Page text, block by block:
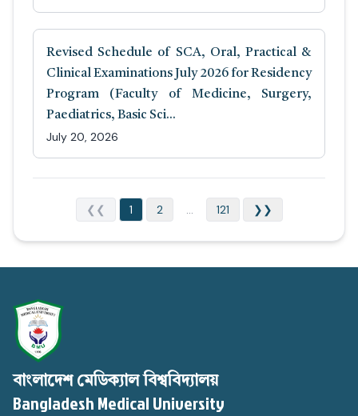
Revised Schedule of SCA, Oral, Practical &
Clinical Examinations July 2026 for Residency
Program (Faculty of Medicine, Surgery,
Paediatrics, Basic Sci...
July 20, 2026
❮❮ 1 2 ... 121 ❯❯
বাংলাদেশ মেডিক্যাল বিশ্ববিদ্যালয়
Bangladesh Medical University